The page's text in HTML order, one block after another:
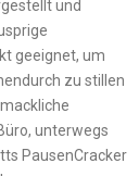
und
geeignet, um
zu stillen
unterwegs
PausenCracker